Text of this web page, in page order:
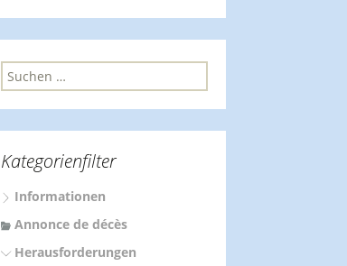
S
u
n
a
c
:
Kategorienfilter
Informationen
Annonce de décès
Herausforderungen